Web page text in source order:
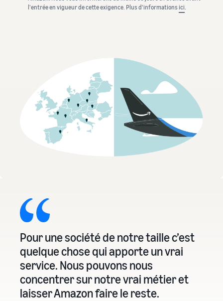
l'entrée en vigueur de cette exigence. Plus d'informations ici
Pour une société de notre taille c’est
quelque chose qui apporte un vrai
service. Nous pouvons nous
concentrer sur notre vrai métier et
laisser Amazon faire le reste.